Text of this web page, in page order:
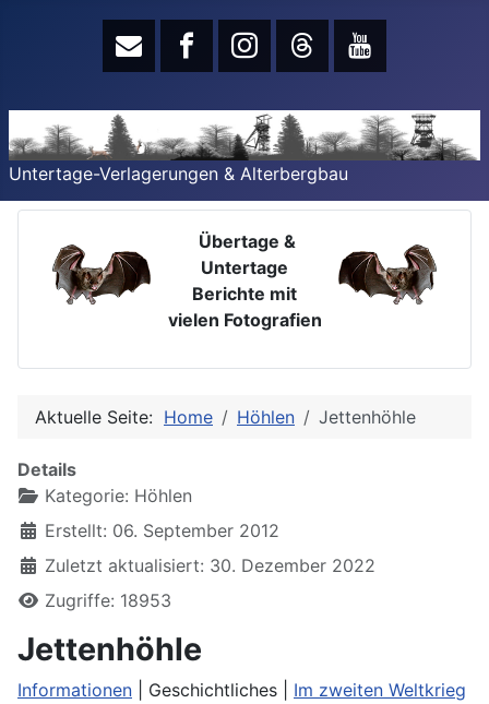
Untertage-Verlagerungen & Alterbergbau
Übertage &
Untertage
Berichte mit
vielen Fotografien
Aktuelle Seite: Home Höhlen Jettenhöhle
Details
Kategorie: Höhlen
Erstellt: 06. September 2012
Zuletzt aktualisiert: 30. Dezember 2022
Zugriffe: 18953
Jettenhöhle
Informationen | Geschichtliches | Im zweiten Weltkrieg